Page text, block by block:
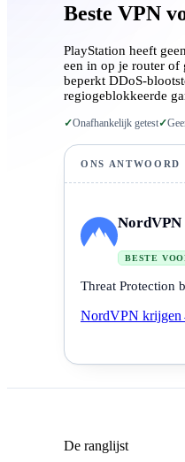
Beste VPN
PlayStation heeft
een in op je router of
beperkt DDoS-
regiogeblokkeerde
✓Onafhankelijk getest✓
ONS ANTWOORD
NordVPN
BESTE
Threat Protection
NordVPN krijgen
De ranglijst